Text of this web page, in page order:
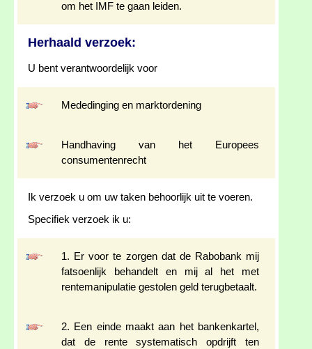
om het IMF te gaan leiden.
Herhaald verzoek:
U bent verantwoordelijk voor
Mededinging en marktordening
Handhaving van het Europees
consumentenrecht
Ik verzoek u om uw taken behoorlijk uit te voeren.
Specifiek verzoek ik u:
1. Er voor te zorgen dat de Rabobank mij
fatsoenlijk behandelt en mij al het met
rentemanipulatie gestolen geld terugbetaalt.
2. Een einde maakt aan het bankenkartel,
dat de rente systematisch opdrijft ten